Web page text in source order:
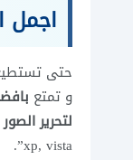
اجمل
حتى
و تمتع
لتحرير
xp, vista”.